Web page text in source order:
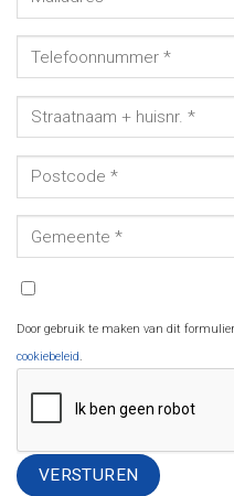
Door gebruik te maken van dit
cookiebeleid.